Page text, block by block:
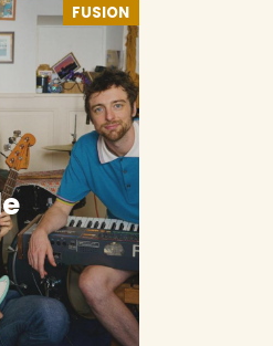
FUSION